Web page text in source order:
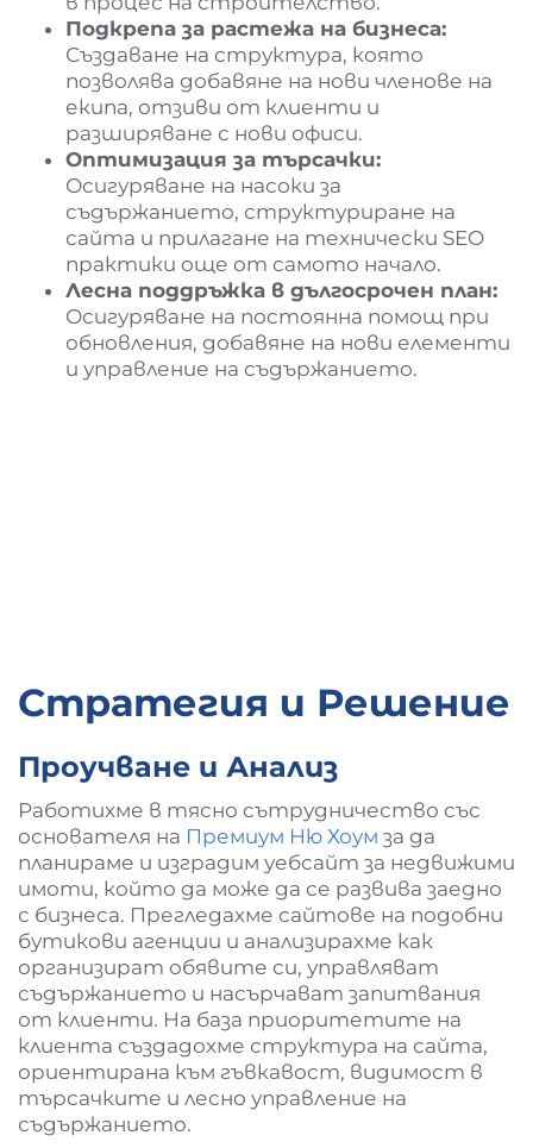
Подкрепа за растежа на бизнеса:
Създаване на структура, която
позволява добавяне на нови членове на
екипа, отзиви от клиенти и
разширяване с нови офиси.
Оптимизация за търсачки:
Осигуряване на насоки за
съдържанието, структуриране на
сайта и прилагане на технически SEO
практики още от самото начало.
Лесна поддръжка в дългосрочен план:
Осигуряване на постоянна помощ при
обновления, добавяне на нови елементи
и управление на съдържанието.
Стратегия и Решение
Проучване и Анализ
Работихме в тясно сътрудничество със
основателя на Премиум Ню Хоум за да
планираме и изградим уебсайт за недвижими
имоти, който да може да се развива заедно
с бизнеса. Прегледахме сайтове на подобни
бутикови агенции и анализирахме как
организират обявите си, управляват
съдържанието и насърчават запитвания
от клиенти. На база приоритетите на
клиента създадохме структура на сайта,
ориентирана към гъвкавост, видимост в
търсачките и лесно управление на
съдържанието.